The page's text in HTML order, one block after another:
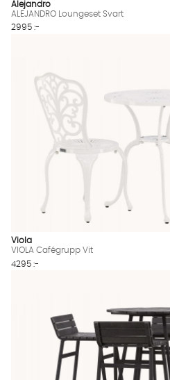
Alejandro
ALEJANDRO Loungeset Svart
2995 :-
Viola
VIOLA Cafégrupp Vit
4295 :-